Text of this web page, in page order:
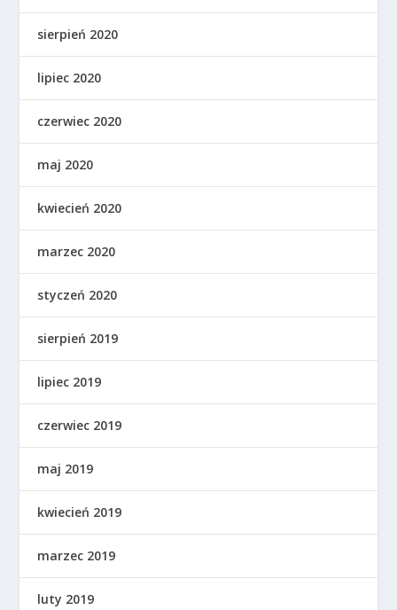
sierpień 2020
lipiec 2020
czerwiec 2020
maj 2020
kwiecień 2020
marzec 2020
styczeń 2020
sierpień 2019
lipiec 2019
czerwiec 2019
maj 2019
kwiecień 2019
marzec 2019
luty 2019